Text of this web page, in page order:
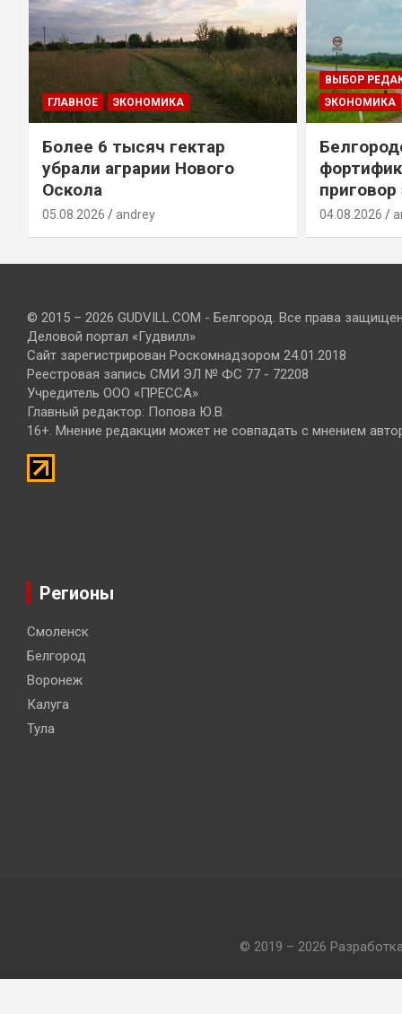
ГЛАВНОЕ ЭКОНОМИКА
Более 6 тысяч гектар
убрали аграрии Нового
Оскола
05.08.2026 andrey
ВЫБОР
ЭКОНОМИКА
04.08.2026
© 2015 – 2026 GUDVILL.COM - Белгород. Все права
Деловой портал «Гудвилл»
Сайт зарегистрирован Роскомнадзором 24.01.2018
Реестровая запись СМИ ЭЛ № ФС 77 - 72208
Учредитель ООО «ПРЕССА»
Главный редактор: Попова Ю.В.
16+. Мнение редакции может не совпадать с мнением
Регионы
Смоленск
Белгород
Воронеж
Калуга
Тула
© 2019 – 2026